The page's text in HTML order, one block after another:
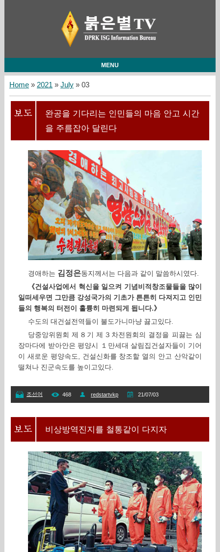
MENU
Home» 2021 » July » 03
완공을 기다리는 인민들의 마음 안고 시간
을 주름잡아 달린다
경애하는 김정은동지께서는 다음과 같이 말씀하시였다.
《건설사업에서 혁신을 일으켜 기념비적창조물들을 많이
일떠세우면 그만큼 강성국가의 기초가 튼튼히 다져지고 인민
들의 행복의 터전이 훌륭히 마련되게 됩니다.》
수도의 대건설전역들이 불도가니마냥 끓고있다.
당중앙위원회 제８기 제３차전원회의 결정을 피끓는 심
장마다에 받아안은 평양시 １만세대 살림집건설자들이 기어
이 새로운 평양속도, 건설신화를 창조할 열의 안고 산악같이
떨쳐나 진군속도를 높이고있다.
조선어 468 redstartvkp 21/07/03
비상방역진지를 철통같이 다지자